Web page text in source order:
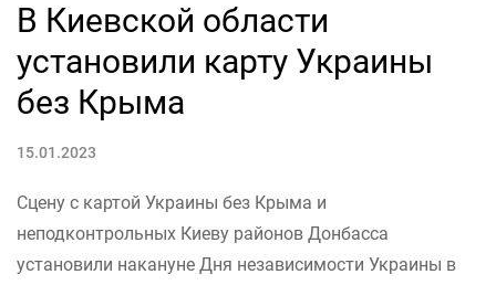
В Киевской области
установили карту Украины
без Крыма
15.01.2023
Сцену с картой Украины без Крыма и
неподконтрольных Киеву районов Донбасса
установили накануне Дня независимости Украины в